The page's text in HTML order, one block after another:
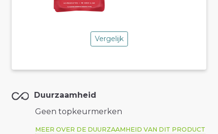
Vergelijk
Duurzaamheid
Geen topkeurmerken
MEER OVER DE DUURZAAMHEID VAN DIT PRODUCT